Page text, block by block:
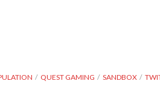
QUEST GAMING SANDBOX